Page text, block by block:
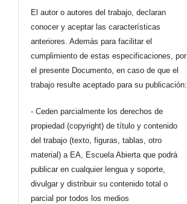
El autor o autores del trabajo, declaran
conocer y aceptar las características
anteriores. Además para facilitar el
cumplimiento de estas especificaciones, por
el presente Documento, en caso de que el
trabajo resulte aceptado para su publicación:
- Ceden parcialmente los derechos de
propiedad (copyright) de título y contenido
del trabajo (texto, figuras, tablas, otro
material) a EA, Escuela Abierta que podrá
publicar en cualquier lengua y soporte,
divulgar y distribuir su contenido total o
parcial por todos los medios